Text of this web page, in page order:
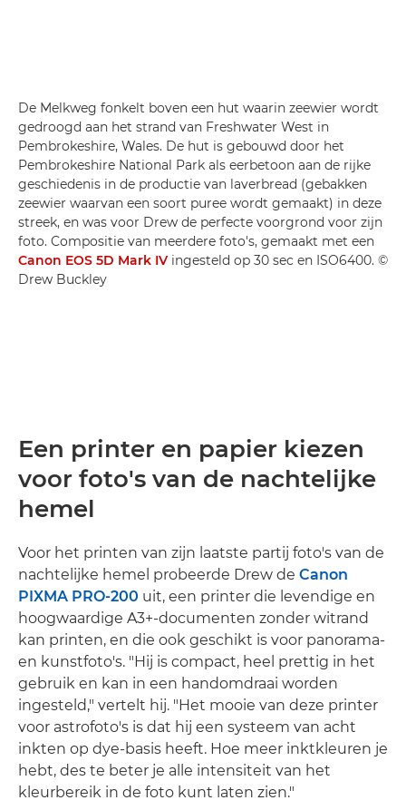
De Melkweg fonkelt boven een hut waarin zeewier wordt
gedroogd aan het strand van Freshwater West in
Pembrokeshire, Wales. De hut is gebouwd door het
Pembrokeshire National Park als eerbetoon aan de rijke
geschiedenis in de productie van laverbread (gebakken
zeewier waarvan een soort puree wordt gemaakt) in deze
streek, en was voor Drew de perfecte voorgrond voor zijn
foto. Compositie van meerdere foto's, gemaakt met een
Canon EOS 5D Mark IV ingesteld op 30 sec en ISO6400. ©
Drew Buckley
Een printer en papier kiezen
voor foto's van de nachtelijke
hemel
Voor het printen van zijn laatste partij foto's van de
nachtelijke hemel probeerde Drew de Canon
PIXMA PRO-200 uit, een printer die levendige en
hoogwaardige A3+-documenten zonder witrand
kan printen, en die ook geschikt is voor panorama-
en kunstfoto's. "Hij is compact, heel prettig in het
gebruik en kan in een handomdraai worden
ingesteld," vertelt hij. "Het mooie van deze printer
voor astrofoto's is dat hij een systeem van acht
inkten op dye-basis heeft. Hoe meer inktkleuren je
hebt, des te beter je alle intensiteit van het
kleurbereik in de foto kunt laten zien."